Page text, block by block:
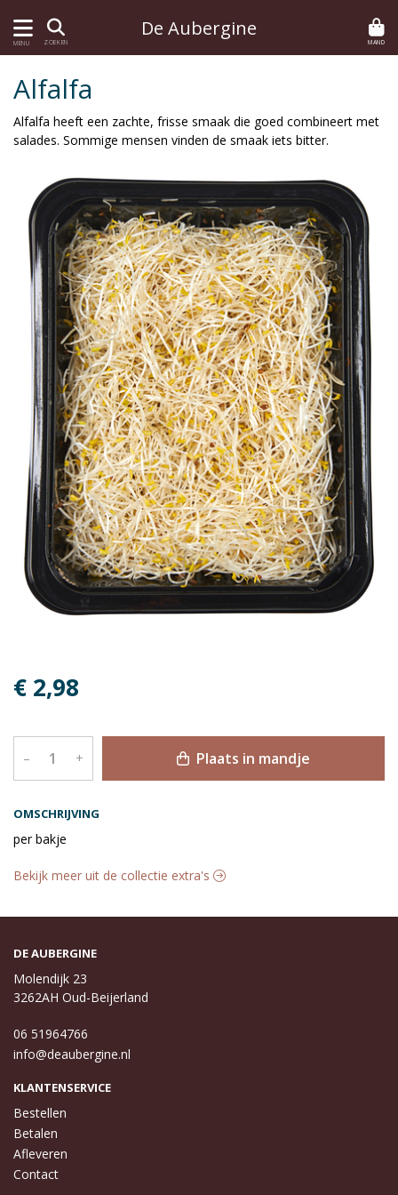
MENU ZOEKEN
De Aubergine
MAND
OMSCHRIJVING
per bakje
Alfalfa
Alfalfa heeft een zachte, frisse smaak die goed combineert met
salades. Sommige mensen vinden de smaak iets bitter.
€ 2,98
– + Plaats in mandje
Bekijk meer uit de collectie extra's
DE AUBERGINE
Molendijk 23
3262AH Oud-Beijerland
06 51964766
info@deaubergine.nl
KLANTENSERVICE
Bestellen
Betalen
Afleveren
Contact